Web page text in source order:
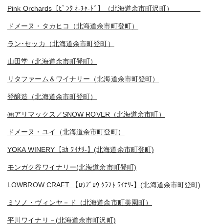
Pink Orchards【ﾋﾟﾝｸ ｵ-ﾁｬ-ﾄﾞ】（北海道余市町沢町）
ドメーヌ・タカヒコ（北海道余市町登町）
ラン･セッカ（北海道余市町登町）
山田堂（北海道余市町登町）
リタファーム＆ワイナリー（北海道余市町登町）
登醸造（北海道余市町登町）
㈱アリマックス／SNOW ROVER（北海道余市町）
ドメーヌ・ユイ（北海道余市町登町）
YOKA WINERY【ﾖｶ ﾜｲﾅﾘ-】(北海道余市町登町)
モンガク谷ワイナリー(北海道余市町登町)
LOWBROW CRAFT 【ﾛｳﾌﾞﾛｳ ｸﾗﾌﾄ ﾜｲﾅﾘ-】(北海道余市町登町)
ミソノ・ヴィンヤ－ド（北海道余市町美園町）
平川ワイナリ－(北海道余市町沢町)